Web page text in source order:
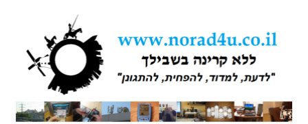
ועם
חוסמי
קרינת
רדיו-סלולר-אלחוטי